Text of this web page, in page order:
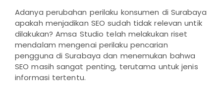
Adanya perubahan perilaku konsumen di Surabaya
apakah menjadikan SEO sudah tidak relevan untik
dilakukan? Amsa Studio telah melakukan riset
mendalam mengenai perilaku pencarian
pengguna di Surabaya dan menemukan bahwa
SEO masih sangat penting, terutama untuk jenis
informasi tertentu.